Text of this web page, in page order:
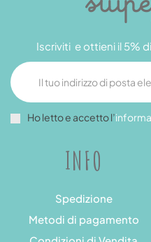
INFO
Spedizione
Metodi di pagamento
Iscriviti e ottieni il 5%
Ho letto e accetto l’